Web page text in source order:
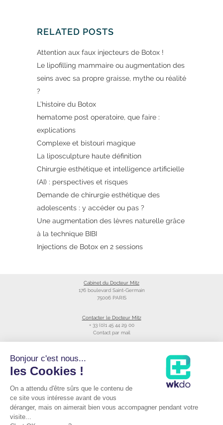
RELATED POSTS
Attention aux faux injecteurs de Botox !
Le lipofilling mammaire ou augmentation des
seins avec sa propre graisse, mythe ou réalité
?
L’histoire du Botox
hematome post operatoire, que faire :
explications
Complexe et bistouri magique
La liposculpture haute définition
Chirurgie esthétique et intelligence artificielle
(AI) : perspectives et risques
Demande de chirurgie esthétique des
adolescents : y accéder ou pas ?
Une augmentation des lèvres naturelle grâce
à la technique BIBI
Injections de Botox en 2 sessions
Cabinet du Docteur Mitz
176 boulevard Saint-Germain
75006 PARIS
Contacter le Docteur Mitz
+ 33 (0)1 45 44 29 00
Contact par mail
Raccourcis
Prendre RDV avec le Docteur Mitz
Podcast du Dr Mitz
Bonjour c'est nous...
les Cookies !
On a attendu d'être sûrs que le contenu de
ce site vous intéresse avant de vous
déranger, mais on aimerait bien vous accompagner pendant votre
visite...